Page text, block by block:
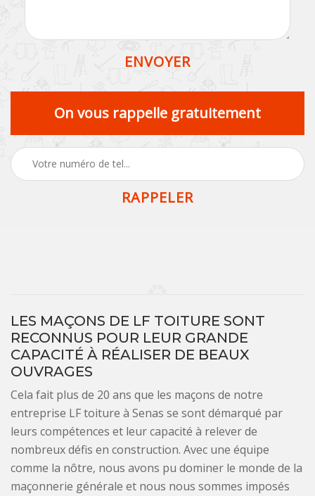
On vous rappelle gratuitement
LES MAÇONS DE LF TOITURE SONT
RECONNUS POUR LEUR GRANDE
CAPACITÉ À RÉALISER DE BEAUX
OUVRAGES
Cela fait plus de 20 ans que les maçons de notre
entreprise LF toiture à Senas se sont démarqué par
leurs compétences et leur capacité à relever de
nombreux défis en construction. Avec une équipe
comme la nôtre, nous avons pu dominer le monde de la
maçonnerie générale et nous nous sommes imposés